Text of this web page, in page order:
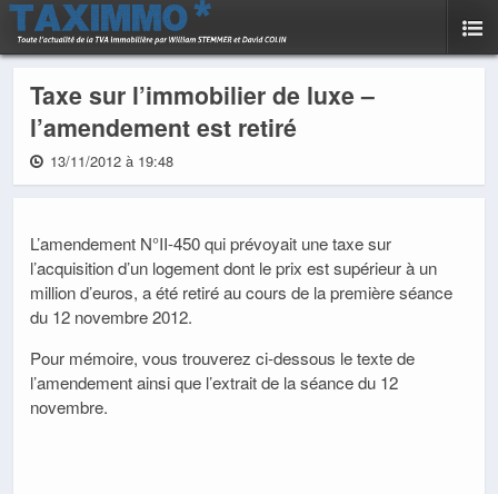
Taxe sur l’immobilier de luxe –
l’amendement est retiré
13/11/2012 à 19:48
L’amendement N°II-450 qui prévoyait une taxe sur
l’acquisition d’un logement dont le prix est supérieur à un
million d’euros, a été retiré au cours de la première séance
du 12 novembre 2012.
Pour mémoire, vous trouverez ci-dessous le texte de
l’amendement ainsi que l’extrait de la séance du 12
novembre.